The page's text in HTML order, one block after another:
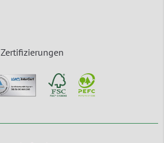
Zertifizierungen